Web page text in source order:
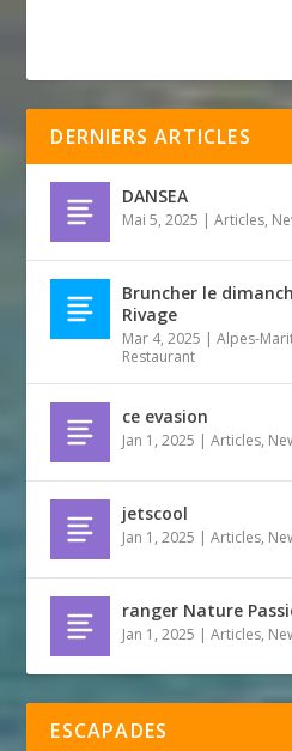
DERNIERS ARTICLES
DANSEA
Mai 5, 2025 |Articles,
Bruncher le
Rivage
Mar 4, 2025 |Alpes-
Restaurant
ce evasion
Jan 1, 2025 |Articles,
jetscool
Jan 1, 2025 |Articles,
ranger Nature
Jan 1, 2025 |Articles,
ESCAPADES